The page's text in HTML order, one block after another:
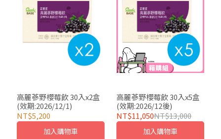
高麗蔘野櫻莓飲 30入x2盒
(效期:2026/12/1)
NT$5,200
加入購物車
高麗蔘野櫻莓飲 30入x5盒
(效期:2026/12後)
NT$11,050NT$13,000
加入購物車